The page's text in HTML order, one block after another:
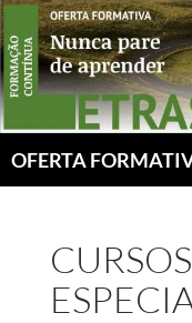
Skip
to
content
OFERTA